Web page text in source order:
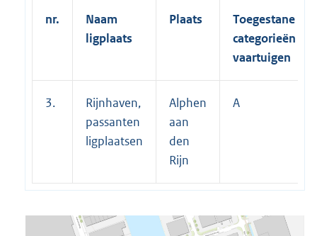
nr.
Naam
ligplaats
Plaats
Toegestane
categorieën
vaartuigen
3.
Rijnhaven,
passanten
ligplaatsen
Alphen
aan
den
Rijn
A